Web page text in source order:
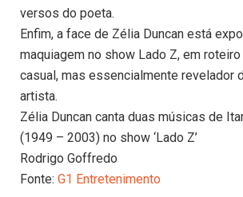
versos do poeta.
Enfim, a face de Zélia Duncan está
maquiagem no show Lado Z, em
casual, mas essencialmente revelador
artista.
Zélia Duncan canta duas músicas de
(1949 – 2003) no show ‘Lado Z’
Rodrigo Goffredo
Fonte: G1 Entretenimento